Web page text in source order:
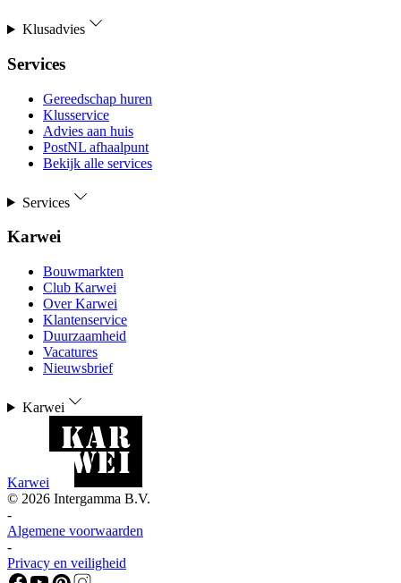
Klusadvies
Services
Gereedschap huren
Klusservice
Advies aan huis
PostNL afhaalpunt
Bekijk alle services
Services
Karwei
Bouwmarkten
Club Karwei
Over Karwei
Klantenservice
Duurzaamheid
Vacatures
Nieuwsbrief
Karwei
Karwei
© 2026 Intergamma B.V.
-
Algemene voorwaarden
-
Privacy en veiligheid